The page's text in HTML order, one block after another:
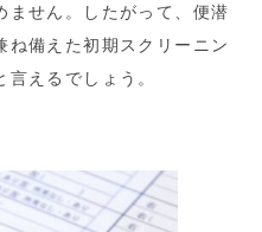
ません。したがって、便潜
ね備えた初期スクリーニン
えるでしょう。